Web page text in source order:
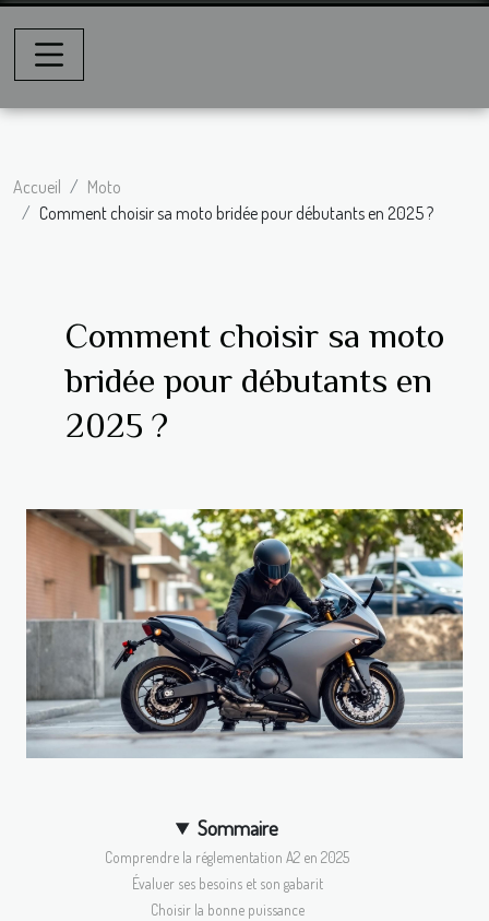
Accueil
Moto
Comment choisir sa moto bridée pour débutants en 2025 ?
Comment choisir sa moto
bridée pour débutants en
2025 ?
Sommaire
Comprendre la réglementation A2 en 2025
Évaluer ses besoins et son gabarit
Choisir la bonne puissance